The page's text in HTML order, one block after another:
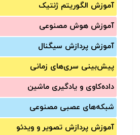
آموزش الگوریتم ژنتیک
آموزش‌ هوش مصنوعی
آموزش‌ پردازش سیگنال
پیش‌‌بینی سری‌‌های زمانی
داده‌کاوی و یادگیری ماشین
شبکه‌های عصبی مصنوعی
آموزش‌ پردازش تصویر و ویدئو